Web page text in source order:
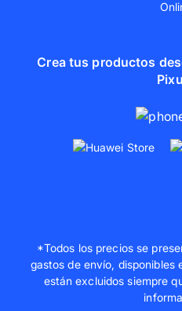
Crea tus productos
*Todos los precios se
gastos de envío, disponibles
están excluidos siempre